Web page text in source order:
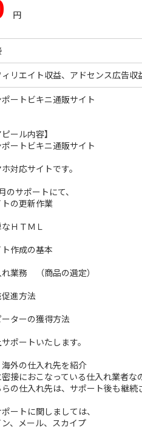
円
ィリエイト収益、アドセンス広告収
ートビキニ通販サイト
ピール内容】
ートビキニ通販サイト
対応サイトです。
のサポートにて、
トの更新作業
ＨＴＭＬ
作成の基本
れ業務 （商品の選定）
進方法
ーターの獲得方法
ポートいたします。
外の仕入れ先を紹介
接におこなっている仕入れ業者
らの仕入れ先は、サポート後も継続
ートに関しましては、
、メール、スカイプ